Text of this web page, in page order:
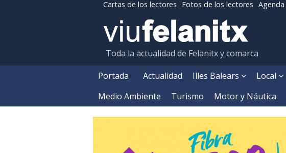
Cartas de los lectores Fotos de los lectores Agenda
Toda la actualidad de Felanitx y comarca
Portada Actualidad Illes Balears Local
Medio Ambiente
Turismo Motor y Náutica